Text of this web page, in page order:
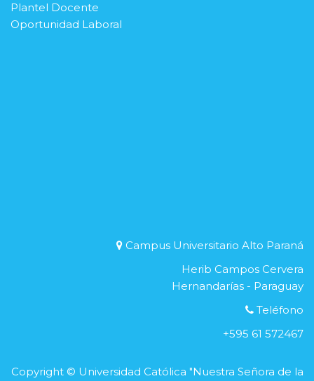
Plantel Docente
Oportunidad Laboral
Campus Universitario Alto Paraná
Herib Campos Cervera
Hernandarías - Paraguay
Teléfono
+595 61 572467
Copyright © Universidad Católica "Nuestra Señora de la